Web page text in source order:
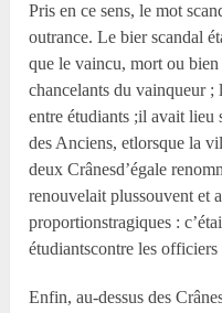
Pris en ce sens, le mot
outrance. Le bier scandal
que le vaincu, mort ou
chancelants du vainqueur ;
entre étudiants ;il avait lieu
des Anciens, etlorsque la
deux Crânesd’égale
renouvelait plussouvent et
proportionstragiques :
étudiantscontre les officiers
Enfin, au-dessus des